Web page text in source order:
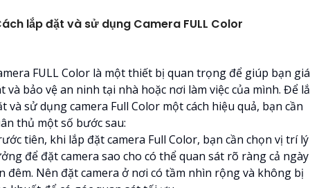
lắp đặt và sử dụng Camera FULL Color
FULL Color là một thiết bị quan trọng để giúp bạn
và bảo vệ an ninh tại nhà hoặc nơi làm việc của mình. Để
và sử dụng camera Full Color một cách hiệu quả, bạn cần
thủ một số bước sau:
tiên, khi lắp đặt camera Full Color, bạn cần chọn vị trí lý
để đặt camera sao cho có thể quan sát rõ ràng cả ngày
đêm. Nên đặt camera ở nơi có tầm nhìn rộng và không bị